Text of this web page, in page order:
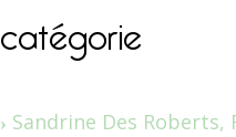
catégorie
Sandrine Des